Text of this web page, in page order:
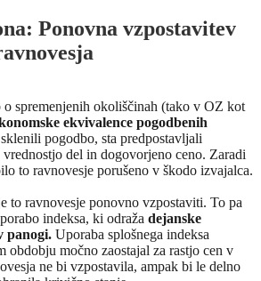
Ponovna vzpostavitev
o spremenjenih okoliščinah (tako v OZ kot
ekvivalence pogodbenih
pogodbo, sta predpostavljali
del in dogovorjeno ceno. Zaradi
to ravnovesje porušeno v škodo izvajalca.
to ravnovesje ponovno vzpostaviti. To pa
indeksa, ki odraža dejanske
panogi. Uporaba splošnega indeksa
obdobju močno zaostajal za rastjo cen v
ne bi vzpostavila, ampak bi le delno